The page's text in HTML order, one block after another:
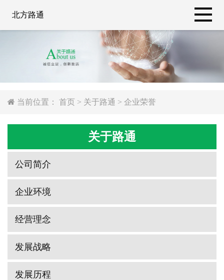
北方路通
当前位置： 首页 > 关于路通 > 企业荣誉
关于路通
公司简介
企业环境
经营理念
发展战略
发展历程